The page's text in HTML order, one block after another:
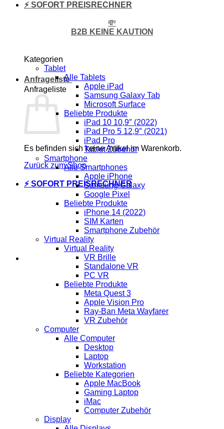
⚡ SOFORT PREISRECHNER
Anfrageliste
Anfrageliste
Es befinden sich keine Artikel im Warenkorb.
Zurück zum Shop
⚡ SOFORT PREISRECHNER
💸
B2B KEINE KAUTION
Kategorien
Tablet
Alle Tablets
Apple iPad
Samsung Galaxy Tab
Microsoft Surface
Beliebte Produkte
iPad 10 10,9″ (2022)
iPad Pro 5 12,9″ (2021)
iPad Pro
Tablet Zubehör
Smartphone
Alle Smartphones
Apple iPhone
Samsung Galaxy
Google Pixel
Beliebte Produkte
iPhone 14 (2022)
SIM Karten
Smartphone Zubehör
Virtual Reality
Virtual Reality
VR Brille
Standalone VR
PC VR
Beliebte Produkte
Meta Quest 3
Apple Vision Pro
Ray-Ban Meta Wayfarer
VR Zubehör
Computer
Alle Computer
Desktop
Laptop
Workstation
Beliebte Kategorien
Apple MacBook
Gaming Laptop
iMac
Computer Zubehör
Display